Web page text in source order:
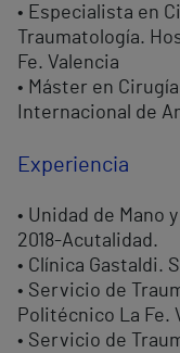
• Especialista en
Traumatología.
Fe. Valencia
• Máster en
Internacional de
Experiencia
• Unidad de Mano
2018-Acutalidad.
• Clínica Gastaldi.
• Servicio de
Politécnico La Fe.
• Servicio de